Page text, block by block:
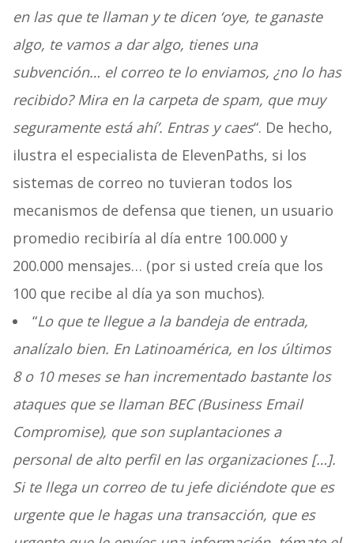
en las que te llaman y te dicen ‘oye, te ganaste
algo, te vamos a dar algo, tienes una
subvención… el correo te lo enviamos, ¿no lo has
recibido? Mira en la carpeta de spam, que muy
seguramente está ahí’. Entras y caes“. De hecho,
ilustra el especialista de ElevenPaths, si los
sistemas de correo no tuvieran todos los
mecanismos de defensa que tienen, un usuario
promedio recibiría al día entre 100.000 y
200.000 mensajes… (por si usted creía que los
100 que recibe al día ya son muchos).
“Lo que te llegue a la bandeja de entrada,
analízalo bien. En Latinoamérica, en los últimos
8 o 10 meses se han incrementado bastante los
ataques que se llaman BEC (Business Email
Compromise), que son suplantaciones a
personal de alto perfil en las organizaciones […].
Si te llega un correo de tu jefe diciéndote que es
urgente que le hagas una transacción, que es